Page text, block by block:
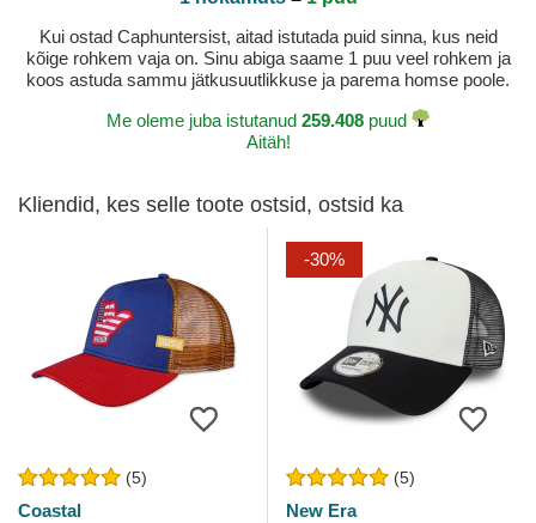
Kui ostad Caphuntersist, aitad istutada puid sinna, kus neid
kõige rohkem vaja on. Sinu abiga saame 1 puu veel rohkem ja
koos astuda sammu jätkusuutlikkuse ja parema homse poole.
Me oleme juba istutanud 259.408 puud
Aitäh!
Kliendid, kes selle toote ostsid, ostsid ka
(5)
Coastal
-30%
(5)
New Era